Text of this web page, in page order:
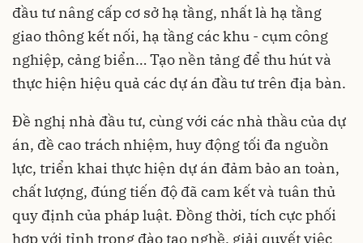
đầu tư nâng cấp cơ sở hạ tầng, nhất là hạ tầng
giao thông kết nối, hạ tầng các khu - cụm công
nghiệp, cảng biển… Tạo nền tảng để thu hút và
thực hiện hiệu quả các dự án đầu tư trên địa bàn.
Đề nghị nhà đầu tư, cùng với các nhà thầu của dự
án, đề cao trách nhiệm, huy động tối đa nguồn
lực, triển khai thực hiện dự án đảm bảo an toàn,
chất lượng, đúng tiến độ đã cam kết và tuân thủ
quy định của pháp luật. Đồng thời, tích cực phối
hợp với tỉnh trong đào tạo nghề, giải quyết việc